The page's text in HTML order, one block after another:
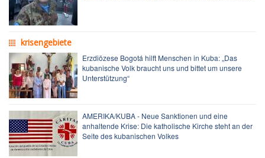
krisengebiete
Erzdiözese Bogotá hilft Menschen in Kuba: „Das
kubanische Volk braucht uns und bittet um unsere
Unterstützung“
AMERIKA/KUBA - Neue Sanktionen und eine
anhaltende Krise: Die katholische Kirche steht an der
Seite des kubanischen Volkes